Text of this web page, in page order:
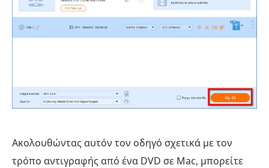
Ακολουθώντας αυτόν τον οδηγό σχετικά με τον
τρόπο αντιγραφής από ένα DVD σε Mac, μπορείτε